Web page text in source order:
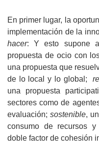
En primer lugar, la
implementación de la
hacer: Y esto supone
propuesta de ocio con
una propuesta que
de lo local y lo global;
una propuesta
sectores como de
evaluación; sostenible,
consumo de recursos
doble factor de cohesión